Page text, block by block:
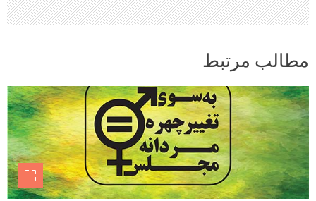
مطالب مرتبط